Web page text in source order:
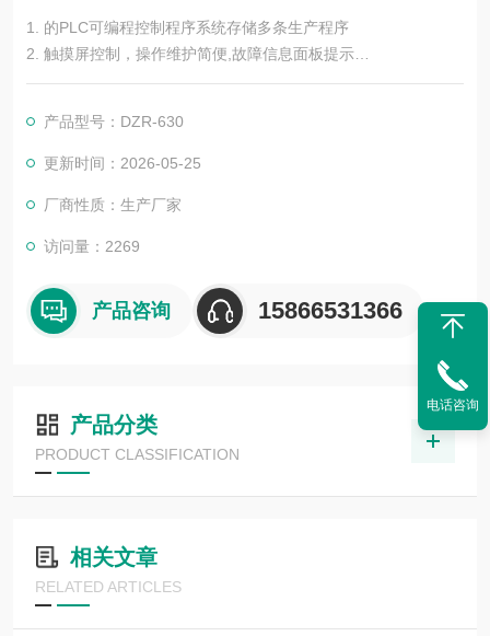
1. 的PLC可编程控制程序系统存储多条生产程序
2. 触摸屏控制，操作维护简便,故障信息面板提示
3. 性能稳定可靠，伺服马达输送、快速、准确。
火锅宽粉全自动拉伸膜包装机
产品型号：DZR-630
更新时间：2026-05-25
厂商性质：生产厂家
访问量：2269
产品咨询 15866531366
产品分类
PRODUCT CLASSIFICATION
相关文章
RELATED ARTICLES
电话咨询